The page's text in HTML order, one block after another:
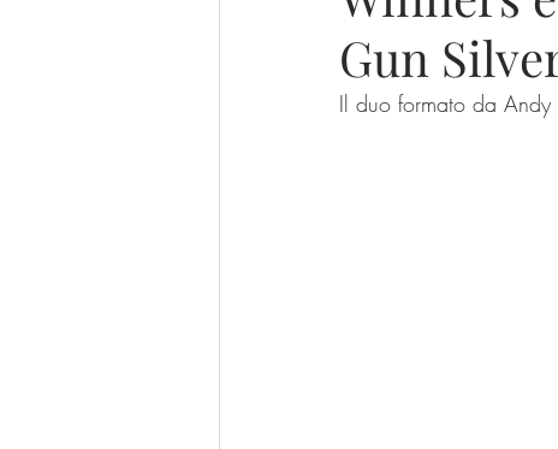
Gun
Il duo formato da